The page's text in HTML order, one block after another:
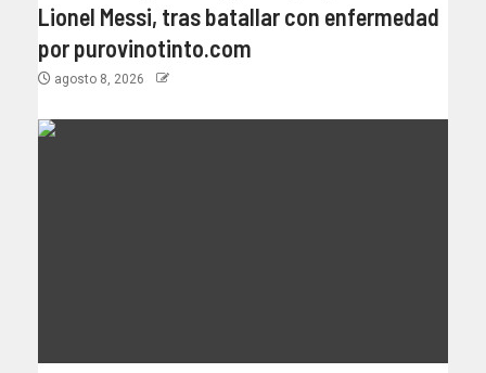
Lionel Messi, tras batallar con enfermedad
por purovinotinto.com
agosto 8, 2026